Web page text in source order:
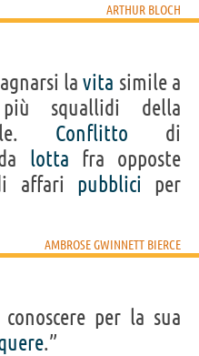
ARTHUR BLOCH
lavita simile a
squallidi della
Conflitto di
lotta fra opposte
affari pubblici per
AMBROSE GWINNETT BIERCE
per la sua
.”